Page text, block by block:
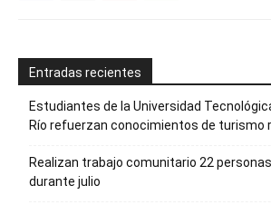
Entradas recientes
Estudiantes de la Universidad
Río refuerzan conocimientos de turismo
Realizan trabajo comunitario 22
durante julio